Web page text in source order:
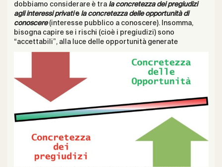
dobbiamo considerare è tra la concretezza dei pregiudizi
agli interessi privatie la concretezza delle opportunità di
conoscere(interesse pubblico a conoscere). Insomma,
bisogna capire se i rischi (cioè i pregiudizi) sono
“accettabili”, alla luce delle opportunità generate